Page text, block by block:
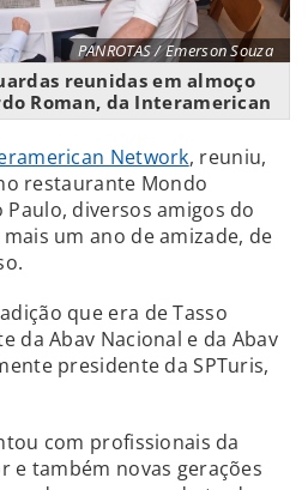
PANROTAS / Emerson Souza
reunidas em almoço
Roman, da Interamerican
Network, reuniu,
restaurante Mondo
diversos amigos do
um ano de amizade, de
que era de Tasso
da Abav Nacional e da Abav
presidente da SPTuris,
com profissionais da
e também novas gerações